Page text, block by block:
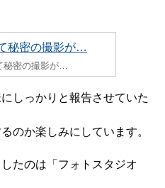
密の撮影が…
しっかりと報告させていた
のか楽しみにしています。
たのは「フォトスタジオ